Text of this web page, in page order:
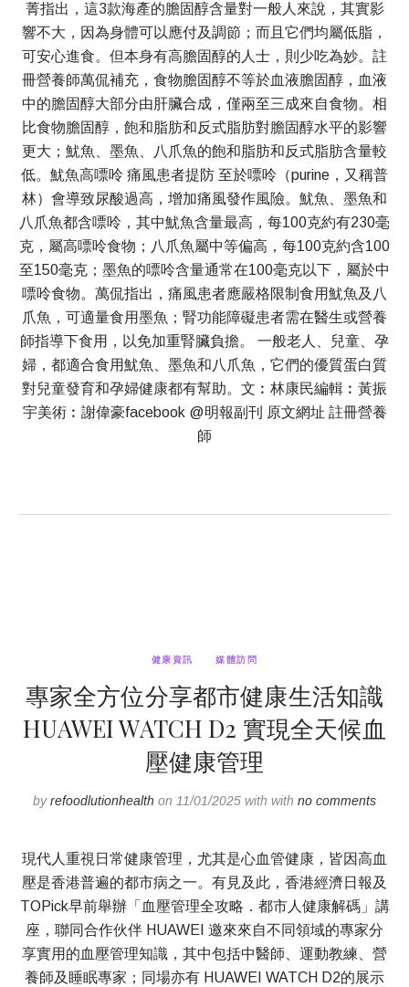
菁指出，這3款海產的膽固醇含量對一般人來說，其實影
響不大，因為身體可以應付及調節；而且它們均屬低脂，
可安心進食。但本身有高膽固醇的人士，則少吃為妙。註
冊營養師萬侃補充，食物膽固醇不等於血液膽固醇，血液
中的膽固醇大部分由肝臟合成，僅兩至三成來自食物。相
比食物膽固醇，飽和脂肪和反式脂肪對膽固醇水平的影響
更大；魷魚、墨魚、八爪魚的飽和脂肪和反式脂肪含量較
低。魷魚高嘌呤 痛風患者提防 至於嘌呤（purine，又稱普
林）會導致尿酸過高，增加痛風發作風險。魷魚、墨魚和
八爪魚都含嘌呤，其中魷魚含量最高，每100克約有230毫
克，屬高嘌呤食物；八爪魚屬中等偏高，每100克約含100
至150毫克；墨魚的嘌呤含量通常在100毫克以下，屬於中
嘌呤食物。萬侃指出，痛風患者應嚴格限制食用魷魚及八
爪魚，可適量食用墨魚；腎功能障礙患者需在醫生或營養
師指導下食用，以免加重腎臟負擔。 一般老人、兒童、孕
婦，都適合食用魷魚、墨魚和八爪魚，它們的優質蛋白質
對兒童發育和孕婦健康都有幫助。文︰林康民編輯︰黃振
宇美術︰謝偉豪facebook @明報副刊 原文網址 註冊營養
師
健康資訊 媒體訪問
專家全方位分享都市健康生活知識
HUAWEI WATCH D2 實現全天候血
壓健康管理
byrefoodlutionhealth on 11/01/2025 with with no comments
現代人重視日常健康管理，尤其是心血管健康，皆因高血
壓是香港普遍的都市病之一。有見及此，香港經濟日報及
TOPick早前舉辦「血壓管理全攻略．都市人健康解碼」講
座，聯同合作伙伴 HUAWEI 邀來來自不同領域的專家分
享實用的血壓管理知識，其中包括中醫師、運動教練、營
養師及睡眠專家；同場亦有 HUAWEI WATCH D2的展示